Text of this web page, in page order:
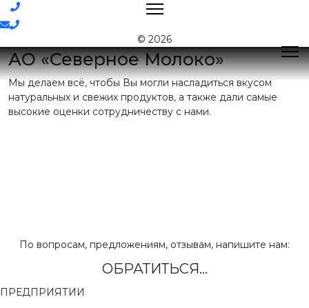
© 2026
Контакты
Приемная:(81755) 2-16-38
Отдел продаж:(81755) 2-18-62
АО «Северное Молоко»
Мы делаем всё, чтобы Вы могли насладиться вкусом
натуральных и свежих продуктов, а также дали самые
высокие оценки сотрудничеству с нами.
По вопросам, предложениям, отзывам, напишите нам:
ОБРАТИТЬСЯ...
ПРЕДПРИЯТИИ